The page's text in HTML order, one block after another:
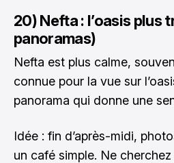
20) Nefta : l’oasis plus
panoramas)
Nefta est plus calme,
connue pour la vue sur
panorama qui donne une
Idée : fin d’après-midi,
un café simple. Ne